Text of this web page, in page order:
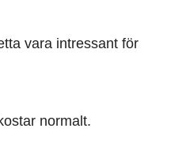
vara intressant för
normalt.